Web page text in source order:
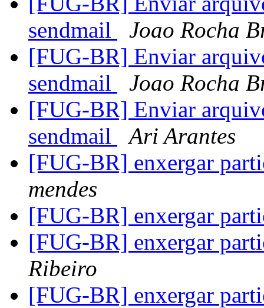
sendmail
Joao Rocha
[FUG-BR] Enviar
sendmail
Joao Rocha
[FUG-BR] Enviar
sendmail
Ari Arantes
[FUG-BR] enxergar
mendes
[FUG-BR] enxergar
[FUG-BR] enxergar
Ribeiro
[FUG-BR] enxergar